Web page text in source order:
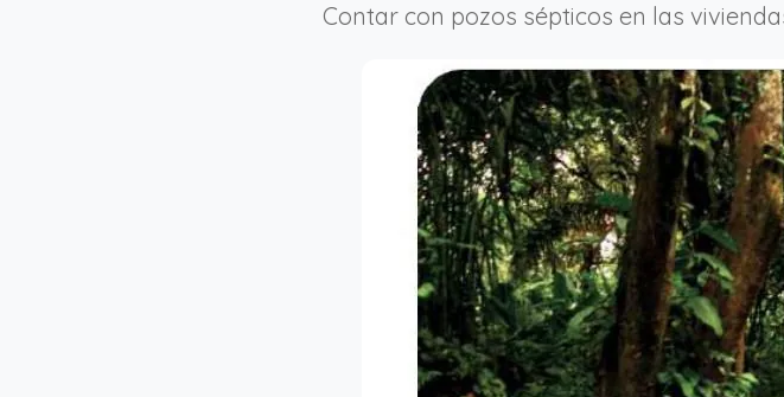
Contar con pozos sépticos en las